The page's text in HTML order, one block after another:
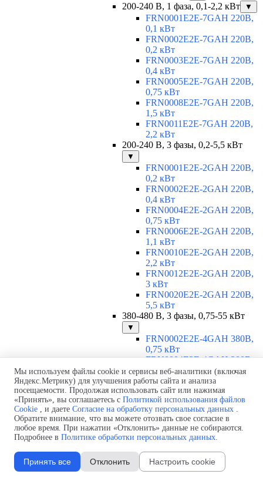
200-240 В, 1 фаза, 0,1-2,2 кВт ▼
FRN0001E2E-7GAH 220В,
0,1 кВт
FRN0002E2E-7GAH 220В,
0,2 кВт
FRN0003E2E-7GAH 220В,
0,4 кВт
FRN0005E2E-7GAH 220В,
0,75 кВт
FRN0008E2E-7GAH 220В,
1,5 кВт
FRN0011E2E-7GAH 220В,
2,2 кВт
200-240 В, 3 фазы, 0,2-5,5 кВт
▼
FRN0001E2E-2GAH 220В,
0,2 кВт
FRN0002E2E-2GAH 220В,
0,4 кВт
FRN0004E2E-2GAH 220В,
0,75 кВт
FRN0006E2E-2GAH 220В,
1,1 кВт
FRN0010E2E-2GAH 220В,
2,2 кВт
FRN0012E2E-2GAH 220В,
3 кВт
FRN0020E2E-2GAH 220В,
5,5 кВт
380-480 В, 3 фазы, 0,75-55 кВт
▼
FRN0002E2E-4GAH 380В,
0,75 кВт
FRN0004E2E-4GAH 380В,
1,5 кВт
FRN0006E2E-4GAH 380В,
2,2 кВт
FRN0007E2E-4GAH 380В,
3 кВт
FRN0012E2E-4GAH 380В,
5,5 кВт
FRN0022E2E-4EH 380В, 11
кВт
FRN0029E2E-4EH 380В, 15
Мы используем файлы cookie и сервисы веб-аналитики (включая
Яндекс.Метрику) для улучшения работы сайта и анализа
посещаемости. Продолжая использовать сайт или нажимая
«Принять», вы соглашаетесь с Политикой использования файлов
Cookie , и даете Согласие на обработку персональных данных .
Обратите внимание, что вы можете отозвать свое согласие в
любое время. При нажатии «Отклонить» данные не собираются.
Подробнее в Политике обработки персональных данных.
Принять все Отклонить Настроить cookie